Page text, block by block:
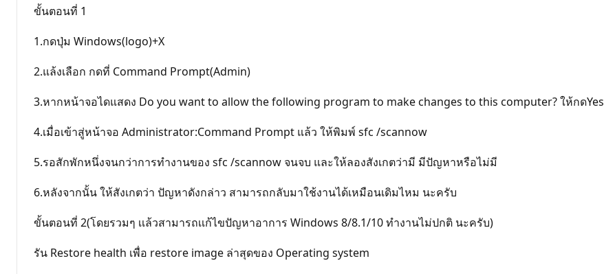
ขั้นตอนที่ 1
1.กดปุ่ม Windows(logo)+X
2.แล้งเลือก กดที่ Command Prompt(Admin)
3.หากหน้าจอไดแสดง Do you want to allow the following program to make changes to this computer? ให้กดYes
4.เมื่อเข้าสู่หน้าจอ Administrator:Command Prompt แล้ว ให้พิมพ์ sfc /scannow
5.รอสักพักหนึ่งจนกว่าการทำงานของ sfc /scannow จนจบ และให้ลองสังเกตว่ามี มีปัญหาหรือไม่มี
6.หลังจากนั้น ให้สังเกตว่า ปัญหาดังกล่าว สามารถกลับมาใช้งานได้เหมือนเดิมไหม นะครับ
ขั้นตอนที่ 2(โดยรวมๆ เเล้วสามารถเเก้ไขปัญหาอาการ Windows 8/8.1/10 ทำงานไม่ปกติ นะครับ)
รัน Restore health เพื่อ restore image ล่าสุดของ Operating system